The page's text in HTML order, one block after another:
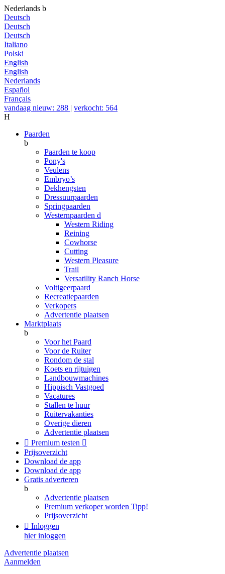
Nederlands b
Deutsch
Deutsch
Deutsch
Italiano
Polski
English
English
Nederlands
Español
Français
vandaag nieuw: 288 | verkocht: 564
H
Paarden
b
Paarden te koop
Pony's
Veulens
Embryo’s
Dekhengsten
Dressuurpaarden
Springpaarden
Westernpaarden d
Western Riding
Reining
Cowhorse
Cutting
Western Pleasure
Trail
Versatility Ranch Horse
Voltigeerpaard
Recreatiepaarden
Verkopers
Advertentie plaatsen
Marktplaats
b
Voor het Paard
Voor de Ruiter
Rondom de stal
Koets en rijtuigen
Landbouwmachines
Hippisch Vastgoed
Vacatures
Stallen te huur
Ruitervakanties
Overige dieren
Advertentie plaatsen
 Premium testen 
Prijsoverzicht
Download de app
Download de app
Gratis adverteren
b
Advertentie plaatsen
Premium verkoper worden Tipp!
Prijsoverzicht
 Inloggen
hier inloggen
Advertentie plaatsen
Aanmelden